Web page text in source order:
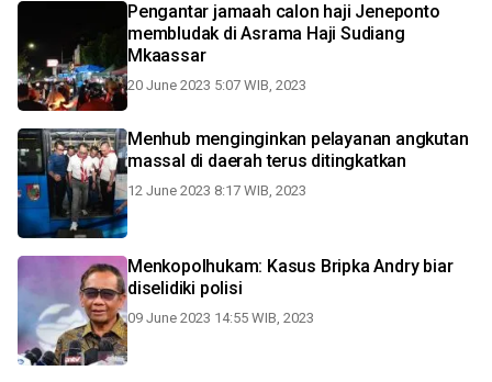
Pengantar jamaah calon haji Jeneponto
membludak di Asrama Haji Sudiang
Mkaassar
20 June 2023 5:07 WIB, 2023
Menhub menginginkan pelayanan angkutan
massal di daerah terus ditingkatkan
12 June 2023 8:17 WIB, 2023
Menkopolhukam: Kasus Bripka Andry biar
diselidiki polisi
09 June 2023 14:55 WIB, 2023